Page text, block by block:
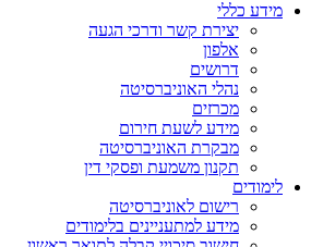
מידע כללי
יצירת קשר ודרכי הגעה
אלפון
דרושים
נהלי האוניברסיטה
מכרזים
מידע לשעת חירום
מבקרת האוניברסיטה
תקנון משמעת ופסקי דין
לימודים
רישום לאוניברסיטה
מידע למתעניינים בלימודים